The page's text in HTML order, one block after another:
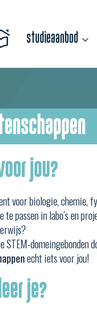
studieaanbod
jou?
voor biologie, chemie,
te passen in labo’s en
STEM-
echt iets voor jou!
je?